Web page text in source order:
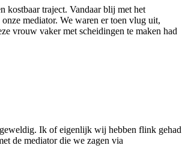
kostbaar traject. Vandaar blij met het
mediator. We waren er toen vlug uit,
vrouw vaker met scheidingen te maken had
Ik of eigenlijk wij hebben flink gehad
de mediator die we zagen via